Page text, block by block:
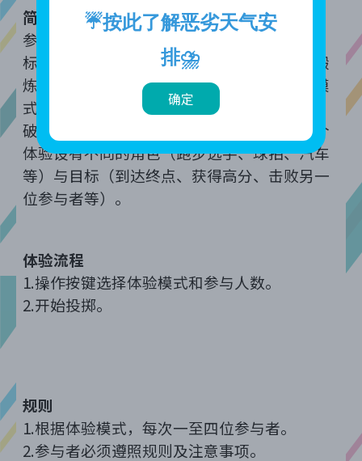
简介
参与者使用如忍者手里剑的菱形飞镖投向目
标，模拟忍者的飞镖技能，精准命中目标以锻
炼手眼协调和反应速度。可以选择不同体验模
式，尝试另类飞镖玩法，例如“目标击
破”、“阵地夺取”等古代元素的模式。每个
体验设有不同的角色（跑步选手、球拍、汽车
等）与目标（到达终点、获得高分、击败另一
位参与者等）。
体验流程
1.操作按键选择体验模式和参与人数。
2.开始投掷。
规则
1.根据体验模式，每次一至四位参与者。
2.参与者必须遵照规则及注意事项。
☔按此了解恶劣天气安
排⛈️
确定